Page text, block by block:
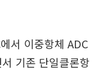
서 이중항체 ADC
기존 단일클론항